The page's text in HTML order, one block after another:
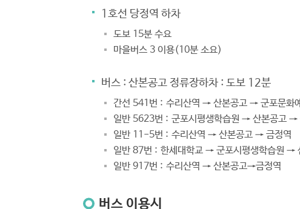
1호선 당정역 하차
도보 15분 수요
마을버스 3 이용(10분 소요)
버스 : 산본공고 정류장하차 : 도보 12분
간선 541번 : 수리산역 → 산본공고 → 군포문화
일반 5623번 : 군포시평생학습원 → 산본공고
일반 11-5번 : 수리산역 → 산본공고 → 금정역
일반 87번 : 한세대학교 → 군포시평생학습원
일반 917번 : 수리산역 → 산본공고→금정역
버스 이용시